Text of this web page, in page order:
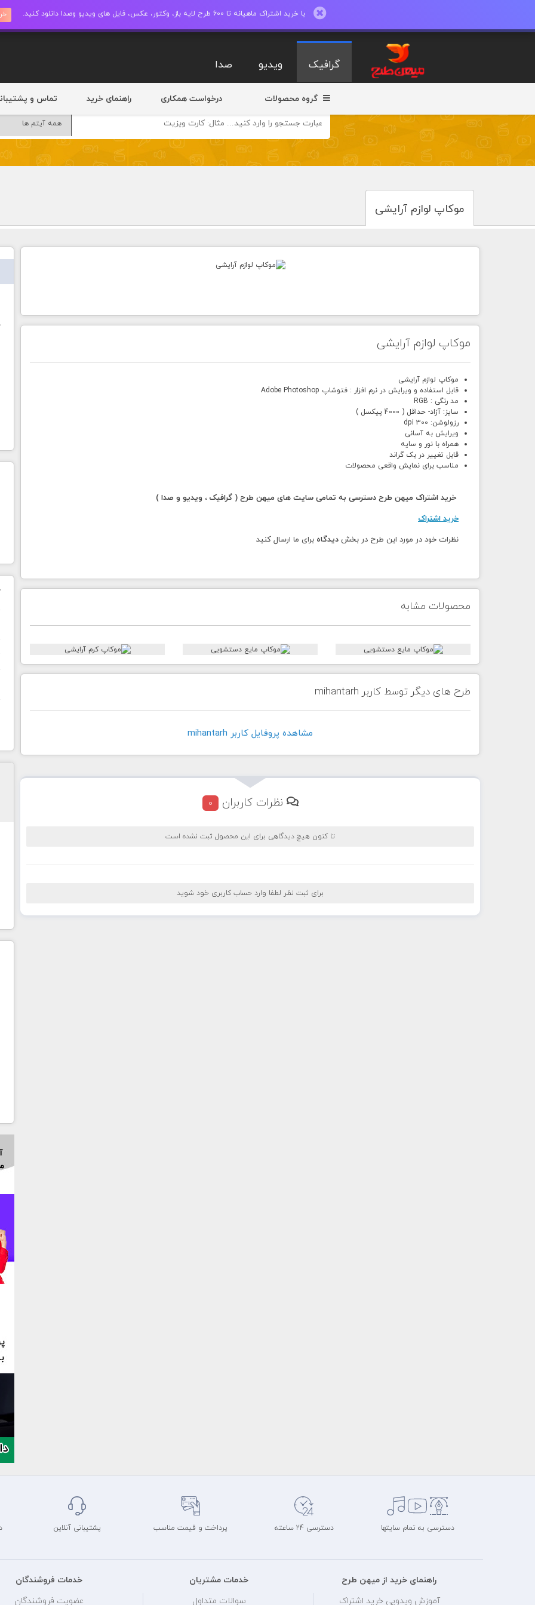
با خرید اشتراک ماهیانه تا 600 طرح لایه باز، وکتور، عکس، فایل های ویدیو وصدا دانلود کنید.
گرافیک ویدیو صدا
گروه محصولات درخواست همکاری راهنمای خرید تماس و
موکاپ لوازم آرایشی
موکاپ لوازم آرایشی
موکاپ لوازم آرایشی
قابل استفاده و ویرایش در نرم افزار : فتوشاپ Adobe Photoshop
مد رنگی : RGB
سایز: آزاد- حداقل ( 4000 پیکسل )
رزولوشن: 300 dpi
ویرایش به آسانی
همراه با نور و سایه
قابل تغییر در بک گراند
مناسب برای نمایش واقعی محصولات
خرید اشتراک میهن طرح دسترسی به تمامی سایت های میهن طرح ( گرافیک ، ویدیو و صدا )
خرید اشتراک
نظرات خود در مورد این طرح در بخش دیدگاه برای ما ارسال کنید
محصولات مشابه
طرح های دیگر توسط کاربر mihantarh
مشاهده پروفايل کاربر mihantarh
نظرات کاربران 0
تا کنون هیچ دیدگاهی برای این محصول ثبت نشده است
برای ثبت نظر لطفا وارد حساب کاربری خود شوید
دسترسی به تمام سایتها دسترسی 24 ساعته پرداخت و قیمت مناسب پشتیبانی آنلاین
راهنمای خرید از میهن طرح
آموزش ویدویی خرید اشتراک
خدمات مشتریان
سوالات متداول
خدمات فروشندگان
عضویت فروشندگان